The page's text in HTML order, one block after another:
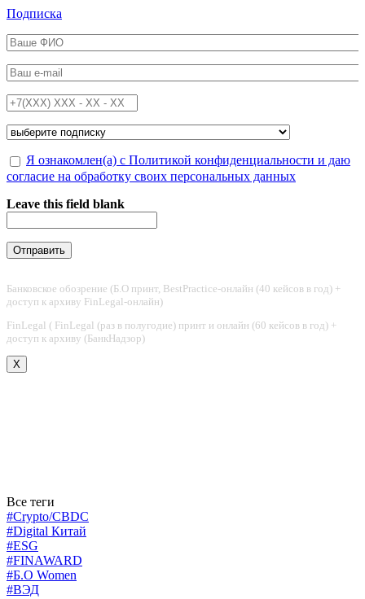
Перейти к основному содержанию
Подписка
ФИО*
Email*
Телефон*
Подписка на*
Обработка персональных данных*
Я ознакомлен(а) с Политикой конфиденциальности и даю
согласие на обработку своих персональных данных
Leave this field blank
Банковское обозрение (Б.О принт, BestPractice-онлайн (40 кейсов в год) +
доступ к архиву FinLegal-онлайн)
FinLegal ( FinLegal (раз в полугодие) принт и онлайн (60 кейсов в год) +
доступ к архиву (БанкНадзор)
X
Все теги
#Crypto/CBDC
#Digital Китай
#ESG
#FINAWARD
#Б.О Women
#ВЭД